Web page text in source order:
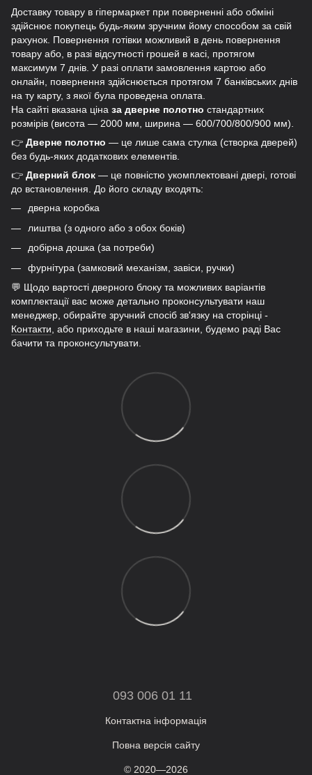
Доставку товару в гіпермаркет при поверненні або обміні
здійснює покупець будь-яким зручним йому способом за свій
рахунок. Повернення готівки можливий в день повернення
товару або, в разі відсутності грошей в касі, протягом
максимум 7 днів. У разі оплати замовлення картою або
онлайн, повернення здійснюється протягом 7 банківських днів
на ту карту, з якої була проведена оплата.
На сайті вказана ціна за дверне полотно стандартних
розмірів (висота — 2000 мм, ширина — 600/700/800/900 мм).
👉 Дверне полотно — це лише сама стулка (створка дверей)
без будь-яких додаткових елементів.
👉 Дверний блок — це повністю укомплектовані двері, готові
до встановлення. До його складу входять:
дверна коробка
лиштва (з одного або з обох боків)
добірна дошка (за потреби)
фурнітура (замковий механізм, завіси, ручки)
💬 Щодо вартості дверного блоку та можливих варіантів
комплектації вас може детально проконсультувати наш
менеджер, обирайте зручний спосіб зв'язку на сторінці -
Контакти , або приходьте в наші магазини, будемо раді Вас
бачити та проконсультувати.
093 006 01 11
Контактна інформація
Повна версія сайту
© 2020—2026